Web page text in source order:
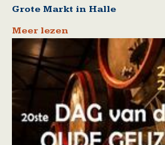
Grote Markt in Halle
Meer lezen